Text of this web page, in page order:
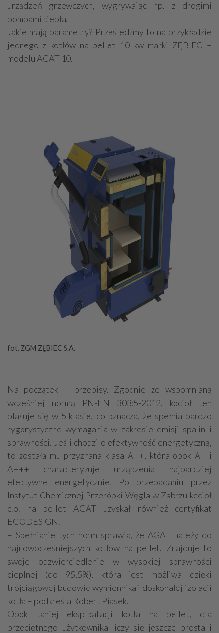
urządzeń grzewczych, wygrywając np. z drogimi
pompami ciepła.
Jakie mają parametry? Prześledźmy to na przykładzie
jednego z kotłów na pellet 10 kw marki ZĘBIEC –
modelu AGAT 10.
fot. ZGM ZĘBIEC S.A.
Na początek – przepisy. Zgodnie ze wspomnianą
wcześniej normą PN-EN 303:5-2012, kocioł ten
plasuje się w 5 klasie, co oznacza, że spełnia bardzo
rygorystyczne wymagania w zakresie emisji spalin i
sprawności. Jeśli chodzi o efektywność energetyczną,
to została mu przyznana klasa A++, która obok A+ i
A+++ charakteryzuje urządzenia najbardziej
efektywne energetycznie. Po przebadaniu przez
Instytut Chemicznej Przeróbki Węgla w Zabrzu kocioł
c.o. na pellet AGAT uzyskał również certyfikat
ECODESIGN.
– Spełnianie tych norm sprawia, że AGAT należy do
najnowocześniejszych kotłów na pellet. Znajduje to
swoje odzwierciedlenie w wysokiej sprawności
cieplnej (do 95,5%), która jest możliwa dzięki
trójciągowej budowie wymiennika i doskonałej izolacji
kotła – podkreśla Robert Piasek.
Obok taniej eksploatacji kotła na pellet, dla
przeciętnego użytkownika liczy się jeszcze prosta i